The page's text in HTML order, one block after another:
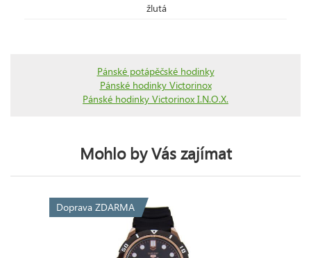
žlutá
Pánské potápěčské hodinky
Pánské hodinky Victorinox
Pánské hodinky Victorinox I.N.O.X.
Mohlo by Vás zajímat
Doprava ZDARMA